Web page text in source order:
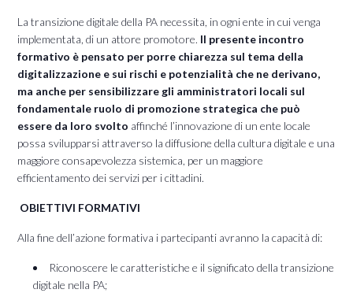
La transizione digitale della PA necessita, in ogni ente in cui venga
implementata, di un attore promotore. Il presente incontro
formativo è pensato per porre chiarezza sul tema della
digitalizzazione e sui rischi e potenzialità che ne derivano,
ma anche per sensibilizzare gli amministratori locali sul
fondamentale ruolo di promozione strategica che può
essere da loro svolto affinché l’innovazione di un ente locale
possa svilupparsi attraverso la diffusione della cultura digitale e una
maggiore consapevolezza sistemica, per un maggiore
efficientamento dei servizi per i cittadini.
OBIETTIVI FORMATIVI
Alla fine dell’azione formativa i partecipanti avranno la capacità di:
Riconoscere le caratteristiche e il significato della transizione
digitale nella PA;